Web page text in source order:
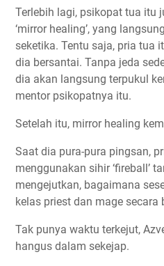
Terlebih lagi, psikopat tua itu
‘mirror healing’, yang
seketika. Tentu saja, pria tua
dia bersantai. Tanpa jeda
dia akan langsung terpukul
mentor psikopatnya itu.
Setelah itu, mirror healing
Saat dia pura-pura pingsan,
menggunakan sihir ‘fireball’
mengejutkan, bagaimana
kelas priest dan mage secara
Tak punya waktu terkejut,
hangus dalam sekejap.